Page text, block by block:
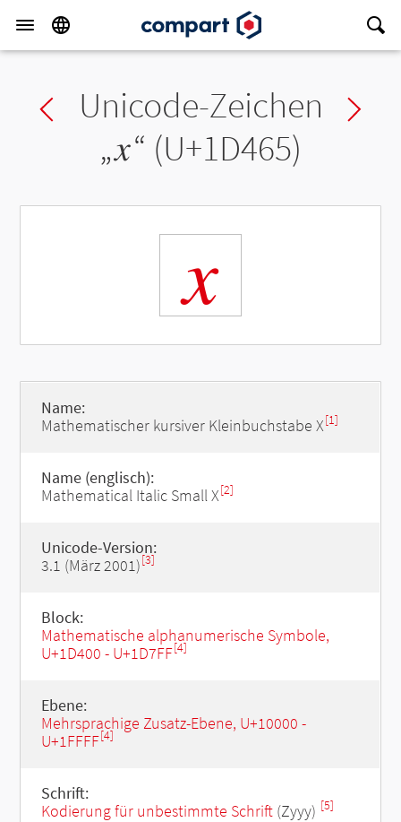
Previous char
Unicode-Zeichen
„𝑥“ (U+1D465)
𝑥
Name:
Mathematischer kursiver Kleinbuchstabe X[1]
Name (englisch):
Mathematical Italic Small X[2]
Unicode-Version:
3.1 (März 2001)[3]
Block:
Mathematische alphanumerische Symbole,
U+1D400 - U+1D7FF[4]
Ebene:
Mehrsprachige Zusatz-Ebene, U+10000 -
U+1FFFF[4]
Schrift:
Kodierung für unbestimmte Schrift(Zyyy) [5]